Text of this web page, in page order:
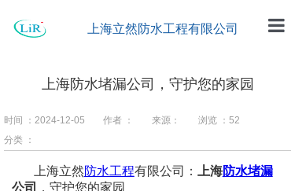
上海立然防水工程有限公司
上海防水堵漏公司，守护您的家园
时间 ：2024-12-05 作者 ： 来源： 浏览 ： 52
分类 ：
上海立然防水工程有限公司： 上海防水堵漏
公司
，守护您的家园